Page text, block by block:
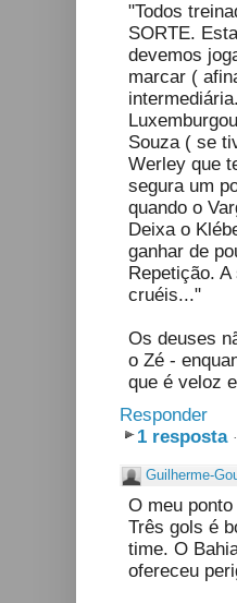
"Todos
SORTE.
devemos
marcar (
Souza ( se
Werley que
segura um
quando o
Deixa o
ganhar de
Repetição.
cruéis..."
Os deuses
o Zé -
que é veloz
Responder
1 resposta ·
Guilherme-
O meu
Três gols é
time. O
ofereceu